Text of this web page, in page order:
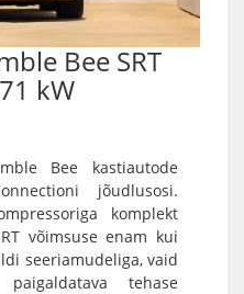
Bee SRT
kW
Bee kastiautode
jõudlusosi.
komplekt
võimsuse enam kui
seeriamudeliga, vaid
tehase